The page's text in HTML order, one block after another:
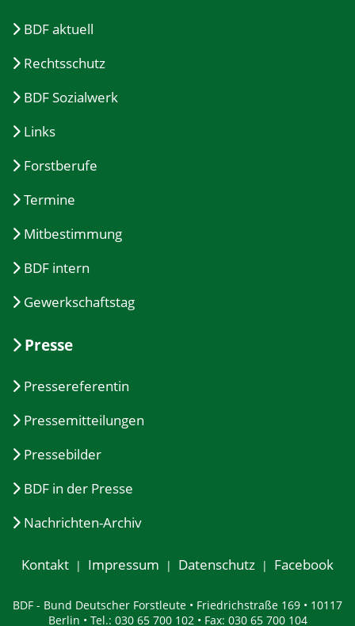
BDF aktuell
Rechtsschutz
BDF Sozialwerk
Links
Forstberufe
Termine
Mitbestimmung
BDF intern
Gewerkschaftstag
Presse
Pressereferentin
Pressemitteilungen
Pressebilder
BDF in der Presse
Nachrichten-Archiv
Kontakt Impressum Datenschutz Facebook
BDF - Bund Deutscher Forstleute • Friedrichstraße 169 • 10117
Berlin • Tel.: 030 65 700 102 • Fax: 030 65 700 104